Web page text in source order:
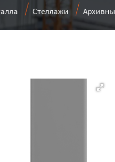
Стеллажи